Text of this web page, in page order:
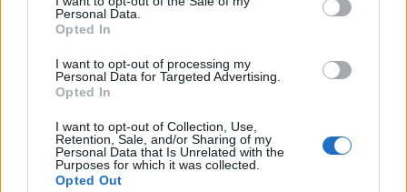
Personal Data.
Opted In
I want to opt-out of processing my
Personal Data for Targeted Advertising.
Opted In
I want to opt-out of Collection, Use,
Retention, Sale, and/or Sharing of my
Personal Data that Is Unrelated with the
Purposes for which it was collected.
Opted Out
o
o
k
r st
p
p
NOTIZIE RECENTI
Robbie Williams incanta il gala del Big Art
Festival al Romazzino